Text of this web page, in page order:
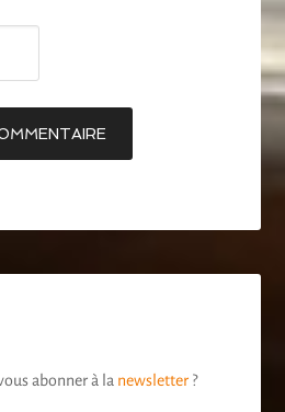
abonner à la newsletter ?